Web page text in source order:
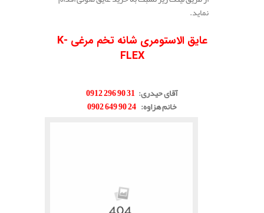
نماید.
عایق الاستومری شانه تخم مرغی K-
FLEX
آقای حیدری:
31 90 296 0912
خانم هزاوه:
24 90 649 0902